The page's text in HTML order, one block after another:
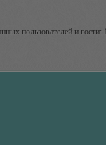
пользователей и гости: